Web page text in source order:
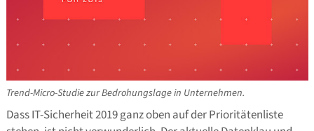
Trend-Micro-Studie zur Bedrohungslage in Unternehmen.
Dass IT-Sicherheit 2019 ganz oben auf der Prioritätenliste